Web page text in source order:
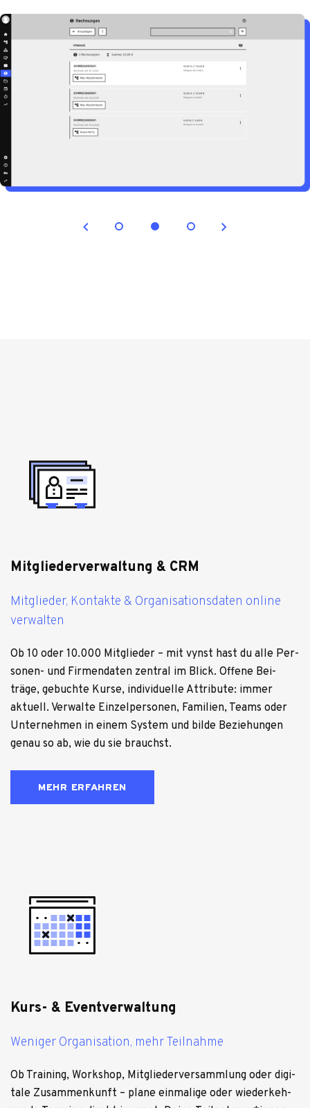
Mitgliederverwaltung & CRM
Mitglieder, Kontakte & Organisationsdaten online
verwalten
Ob 10 oder 10.000 Mit­glie­der – mit vynst hast du alle Per­
so­nen- und Fir­men­da­ten zen­tral im Blick. Offene Bei­
träge, gebuchte Kurse, indi­vi­du­elle Attri­bute: immer
aktu­ell. Ver­walte Ein­zel­per­so­nen, Fami­lien, Teams oder
Unter­neh­men in einem Sys­tem und bilde Bezie­hun­gen
genau so ab, wie du sie brauchst.
MEHR ERFAHREN
Kurs- & Eventverwaltung
Weniger Organisation, mehr Teilnahme
Ob Trai­ning, Work­shop, Mit­glie­der­ver­samm­lung oder digi­
tale Zusam­men­kunft – plane ein­ma­lige oder wie­der­keh­